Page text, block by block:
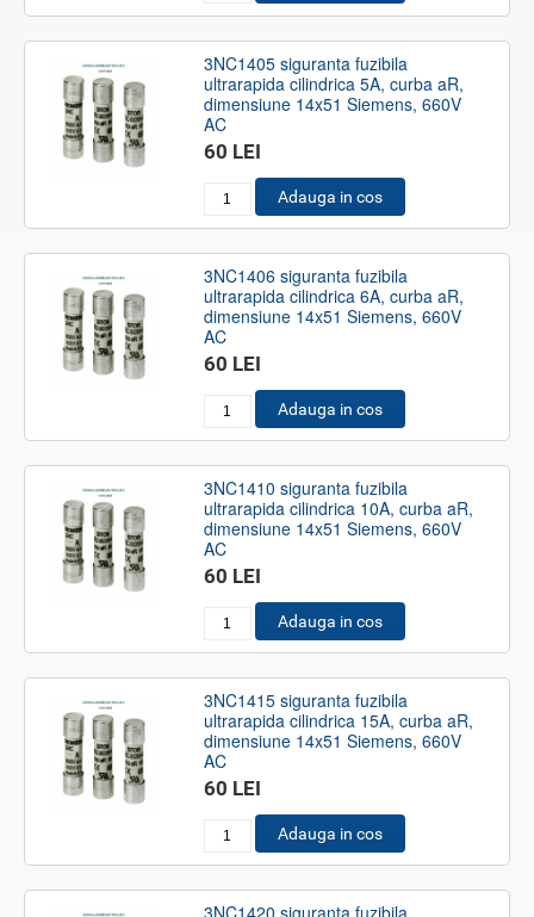
3NC1405 siguranta fuzibila
ultrarapida cilindrica 5A, curba aR,
dimensiune 14x51 Siemens, 660V
AC
60 LEI
Adauga in cos
3NC1406 siguranta fuzibila
ultrarapida cilindrica 6A, curba aR,
dimensiune 14x51 Siemens, 660V
AC
60 LEI
Adauga in cos
3NC1410 siguranta fuzibila
ultrarapida cilindrica 10A, curba aR,
dimensiune 14x51 Siemens, 660V
AC
60 LEI
Adauga in cos
3NC1415 siguranta fuzibila
ultrarapida cilindrica 15A, curba aR,
dimensiune 14x51 Siemens, 660V
AC
60 LEI
Adauga in cos
3NC1420 siguranta fuzibila